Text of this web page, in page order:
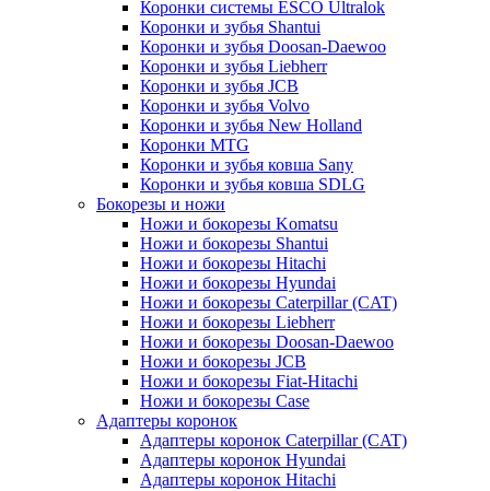
Коронки системы ESCO Ultralok
Коронки и зубья Shantui
Коронки и зубья Doosan-Daewoo
Коронки и зубья Liebherr
Коронки и зубья JCB
Коронки и зубья Volvo
Коронки и зубья New Holland
Коронки MTG
Коронки и зубья ковша Sany
Коронки и зубья ковша SDLG
Бокорезы и ножи
Ножи и бокорезы Komatsu
Ножи и бокорезы Shantui
Ножи и бокорезы Hitachi
Ножи и бокорезы Hyundai
Ножи и бокорезы Caterpillar (CAT)
Ножи и бокорезы Liebherr
Ножи и бокорезы Doosan-Daewoo
Ножи и бокорезы JCB
Ножи и бокорезы Fiat-Hitachi
Ножи и бокорезы Case
Адаптеры коронок
Адаптеры коронок Caterpillar (CAT)
Адаптеры коронок Hyundai
Адаптеры коронок Hitachi